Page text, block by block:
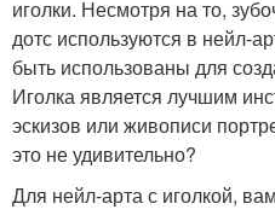
иголки. Несмотря на то,
дотс используются в нейл-
быть использованы для
Иголка является лучшим
эскизов или живописи
это не удивительно?
Для нейл-арта с иголкой,